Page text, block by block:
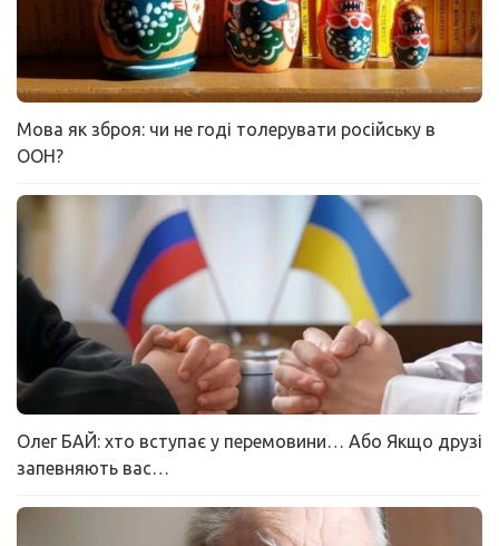
Мова як зброя: чи не годі толерувати російську в
ООН?
Олег БАЙ: хто вступає у перемовини… Або Якщо друзі
запевняють вас…